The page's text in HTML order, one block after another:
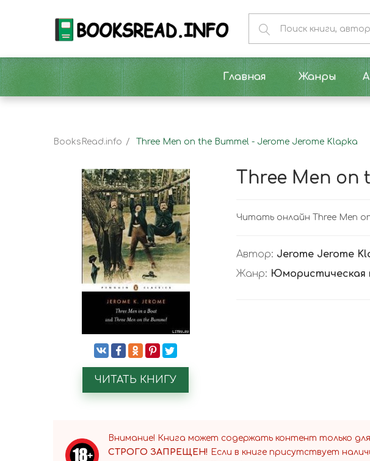
Главная Жанры
BooksRead.info Three Men on the Bummel - Jerome Jerome Klapka
ЧИТАТЬ КНИГУ
Three Men on
Читать онлайн Three Men
Автор: Jerome Jerome
Жанр: Юмористическая
Внимание! Книга может содержать контент только
СТРОГО ЗАПРЕЩЕН! Если в книге присутствует